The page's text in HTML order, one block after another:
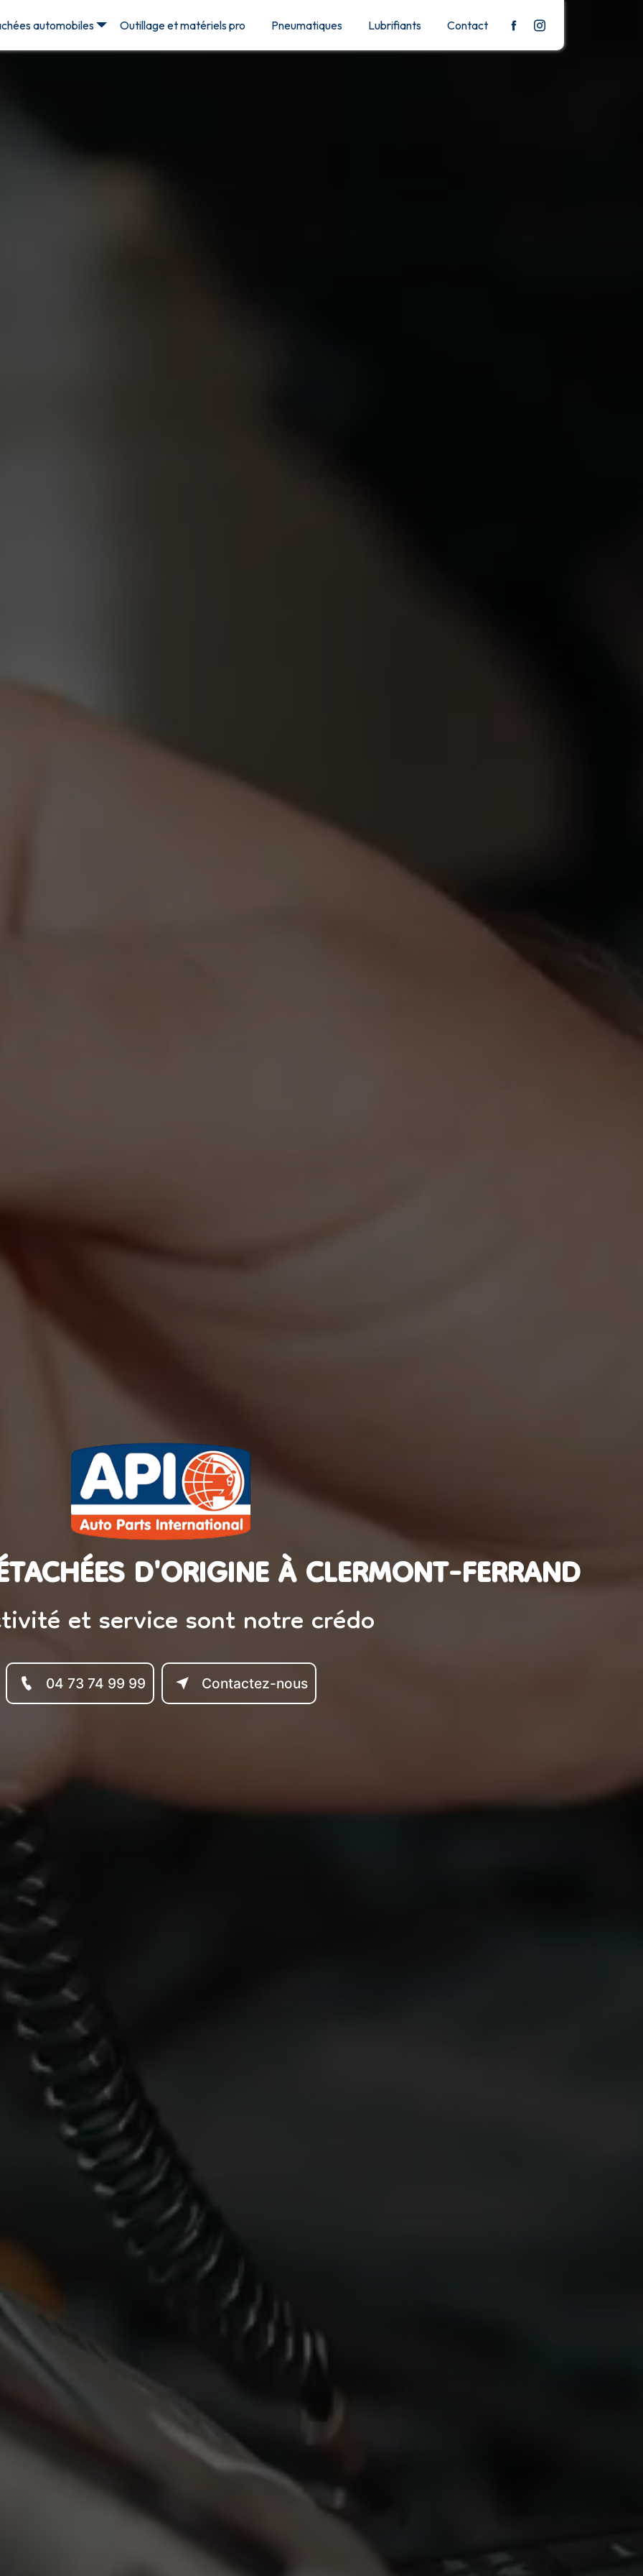
automobiles Outillage et matériels pro Pneumatiques Lubrifiants Contact
D'ORIGINE À CLERMONT-FERRAND
et service sont notre crédo
04 73 74 99 99 Contactez-nous